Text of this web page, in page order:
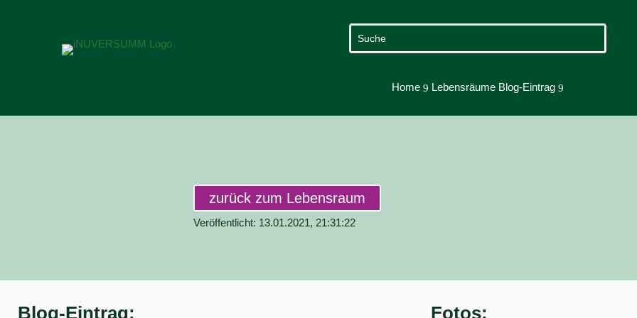
Home 9 Lebensräume Blog-Eintrag 9
zurück zum Lebensraum
Veröffentlicht: 13.01.2021, 21:31:22
Blog-Eintrag: Fotos: